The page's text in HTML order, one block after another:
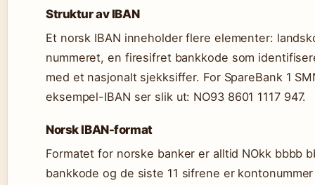
Struktur av IBAN
Et norsk IBAN inneholder flere elementer:
nummeret, en firesifret bankkode som
med et nasjonalt sjekksiffer. For SpareBank 1
eksempel-IBAN ser slik ut: NO93 8601 1117 947.
Norsk IBAN-format
Formatet for norske banker er alltid NOkk bbbb
bankkode og de siste 11 sifrene er